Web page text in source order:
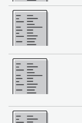
Mai multe
Mai multe
Mai multe